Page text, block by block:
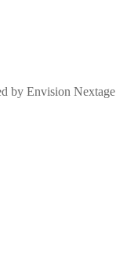
by Envision Nextage